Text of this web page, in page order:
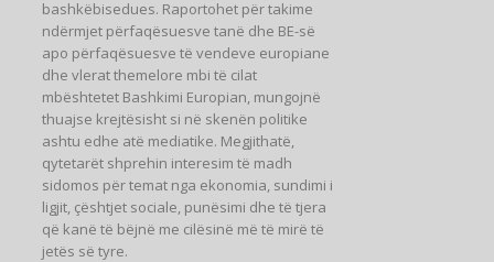
bashkëbisedues. Raportohet për takime
ndërmjet përfaqësuesve tanë dhe BE-së
apo përfaqësuesve të vendeve europiane
dhe vlerat themelore mbi të cilat
mbështetet Bashkimi Europian, mungojnë
thuajse krejtësisht si në skenën politike
ashtu edhe atë mediatike. Megjithatë,
qytetarët shprehin interesim të madh
sidomos për temat nga ekonomia, sundimi i
ligjit, çështjet sociale, punësimi dhe të tjera
që kanë të bëjnë me cilësinë më të mirë të
jetës së tyre.